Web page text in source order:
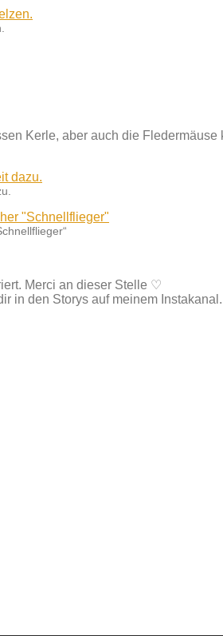
Kerle, aber auch die
Merci an dieser Stelle ♡
in den Storys auf meinem Instakanal.